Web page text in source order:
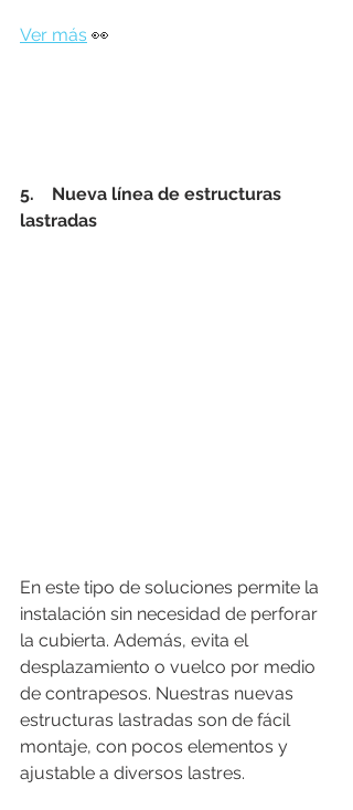
Ver más 👀
5.    Nueva línea de estructuras
lastradas
En este tipo de soluciones permite la
instalación sin necesidad de perforar
la cubierta. Además, evita el
desplazamiento o vuelco por medio
de contrapesos. Nuestras nuevas
estructuras lastradas son de fácil
montaje, con pocos elementos y
ajustable a diversos lastres.